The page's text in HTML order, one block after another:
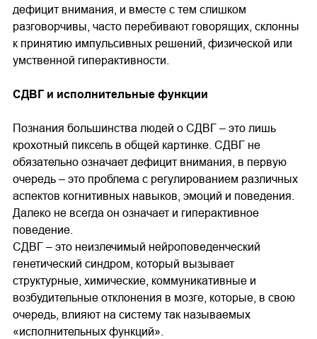
дефицит внимания, и вместе с тем слишком
разговорчивы, часто перебивают говорящих, склонны
к принятию импульсивных решений, физической или
умственной гиперактивности.
СДВГ и исполнительные функции
Познания большинства людей о СДВГ – это лишь
крохотный пиксель в общей картинке. СДВГ не
обязательно означает дефицит внимания, в первую
очередь – это проблема с регулированием различных
аспектов когнитивных навыков, эмоций и поведения.
Далеко не всегда он означает и гиперактивное
поведение.
СДВГ – это неизлечимый нейроповеденческий
генетический синдром, который вызывает
структурные, химические, коммуникативные и
возбудительные отклонения в мозге, которые, в свою
очередь, влияют на систему так называемых
«исполнительных функций».